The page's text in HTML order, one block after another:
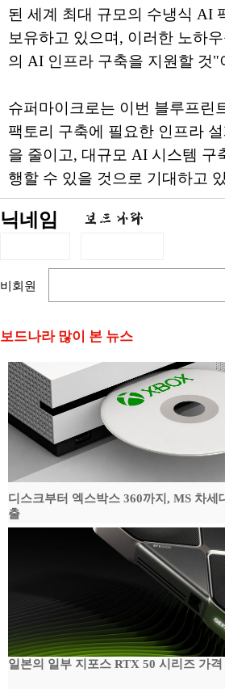
된 세계 최대 규모의 수냉식 AI
보유하고 있으며, 이러한 노하
의 AI 인프라 구축을 지원할 것"
슈퍼마이크로는 이번 블루프린
팩토리 구축에 필요한 인프라
을 줄이고, 대규모 AI 시스템 구
행할 수 있을 것으로 기대하고
닉네임
비회원
보드나라 많이 본 뉴스
디스크부터 엑스박스 360까지, MS 차세
출
일본의 일부 지포스 RTX 50 시리즈 가